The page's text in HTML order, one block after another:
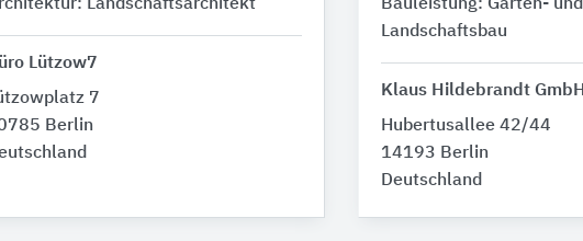
Landschaftsarchitekt
Lützow7
7
Berlin
Bauleistung: Garten- und
Landschaftsbau
Klaus Hildebrandt GmbH
Hubertusallee 42/44
14193 Berlin
Deutschland